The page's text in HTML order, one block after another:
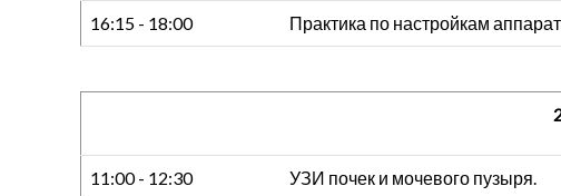
16:15 - 18:00 Практика по настройкам
11:00 - 12:30 УЗИ почек и мочевого пузыря.